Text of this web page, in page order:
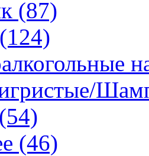
(87)
(46)